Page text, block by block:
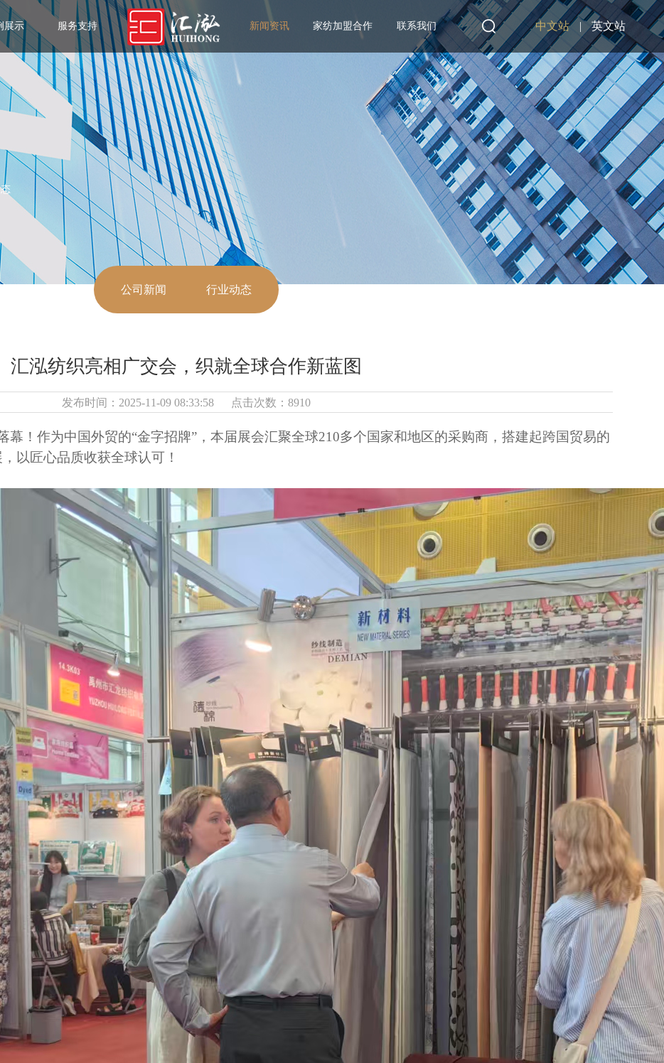
展示 服务支持 新闻资讯 家纺加盟合作 联系我们 中文站 | 英文站
公司新闻 行业动态
汇泓纺织亮相广交会，织就全球合作新蓝图
发布时间：2025-11-09 08:33:58 点击次数：8910
幕！作为中国外贸的“金字招牌”，本届展会汇聚全球210多个国家和地区的采购商，搭建起跨国贸易的
以匠心品质收获全球认可！